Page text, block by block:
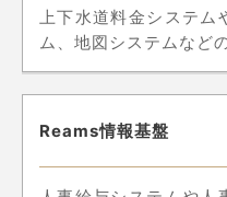
上下水道料金システム
ム、地図システムなど
Reams情報基盤